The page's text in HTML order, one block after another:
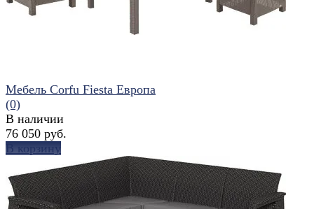
избранное сравнить
Мебель Corfu Fiesta Европа
(0)
В наличии
76 050 руб.
В корзину